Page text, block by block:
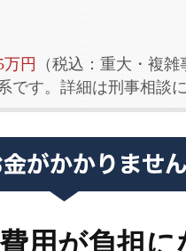
万円
（税込：重大・複
です。詳細は刑事相談に
用が負担に